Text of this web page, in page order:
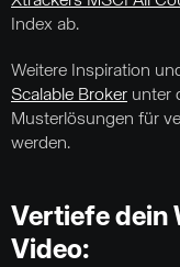
Index ab.
Weitere Inspiration
Scalable Broker unter
Musterlösungen für
werden.
Vertiefe dein
Video: